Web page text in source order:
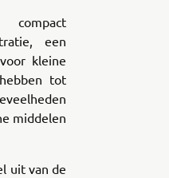
een
kleine
tot
middelen
uit van de